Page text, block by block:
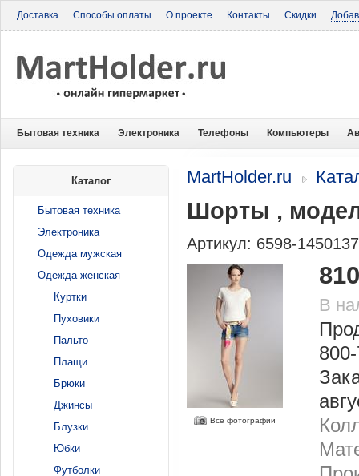
Доставка Способы оплаты О проекте Контакты Скидки
Бытовая техника Электроника Телефоны Компьютеры
MartHolder.ru
Шорты ,
Артикул: 6598-
Все фотографии
В
Каталог
Бытовая техника
Электроника
Одежда мужская
Одежда женская
Куртки
Пуховики
Пальто
Плащи
Брюки
Джинсы
Блузки
Юбки
Футболки